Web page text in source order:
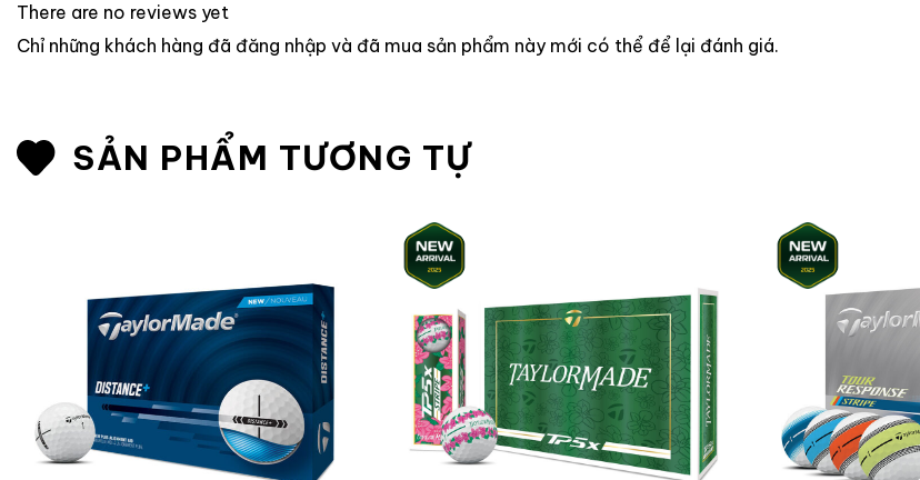
There are no reviews yet
Chỉ những khách hàng đã đăng nhập và đã mua sản phẩm này mới có thể để lại đánh giá.
SẢN PHẨM TƯƠNG TỰ